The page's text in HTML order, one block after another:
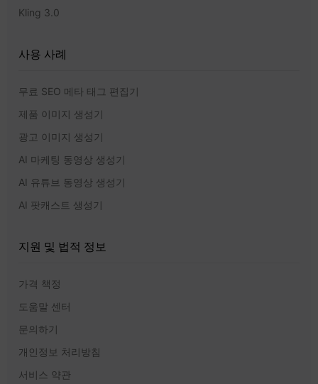
Kling 3.0
사용 사례
무료 SEO 메타 태그 편집기
제품 이미지 생성기
광고 이미지 생성기
AI 마케팅 동영상 생성기
AI 유튜브 동영상 생성기
AI 팟캐스트 생성기
지원 및 법적 정보
가격 책정
도움말 센터
문의하기
개인정보 처리방침
서비스 약관